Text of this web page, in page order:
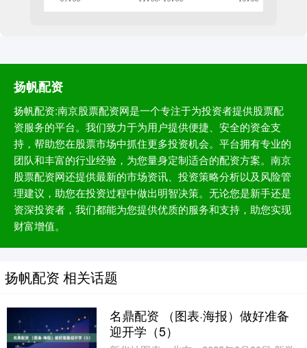
扬帆配资
扬帆配资:南京股票配资网是一个专注于为投资者提供股票配
资服务的平台。我们致力于为用户提供便捷、安全的资金支
持，帮助您在股票市场中抓住更多投资机会。平台拥有专业的
团队和丰富的行业经验，为您量身定制适合的配资方案。南京
股票配资网还提供最新的市场资讯、投资策略分析以及风险管
理建议，助您在投资过程中做出明智决策。无论您是新手还是
资深投资者，我们都能为您提供优质的服务和支持，助您实现
财富增值。
扬帆配资 相关话题
名鼎配资 （图表·海报）做好准备
迎开学（5）